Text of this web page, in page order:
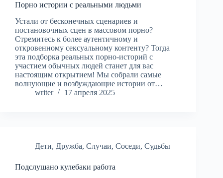
Порно истории с реальными людьми
Устали от бесконечных сценариев и
постановочных сцен в массовом порно?
Стремитесь к более аутентичному и
откровенному сексуальному контенту? Тогда
эта подборка реальных порно-историй с
участием обычных людей станет для вас
настоящим открытием! Мы собрали самые
волнующие и возбуждающие истории от…
writer
17 апреля 2025
Дети, Дружба, Случаи, Соседи, Судьбы
Подслушано кулебаки работа